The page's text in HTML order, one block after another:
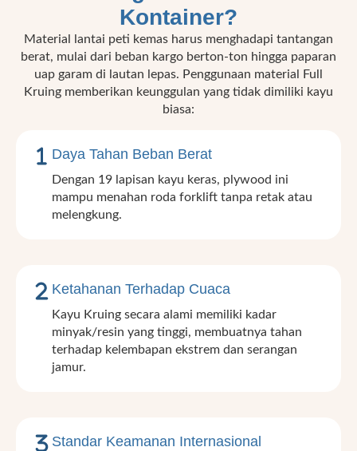
Kontainer?
Material lantai peti kemas harus menghadapi tantangan
berat, mulai dari beban kargo berton-ton hingga paparan
uap garam di lautan lepas. Penggunaan material Full
Kruing memberikan keunggulan yang tidak dimiliki kayu
biasa:
Daya Tahan Beban Berat
Dengan 19 lapisan kayu keras, plywood ini
mampu menahan roda forklift tanpa retak atau
melengkung.
Ketahanan Terhadap Cuaca
Kayu Kruing secara alami memiliki kadar
minyak/resin yang tinggi, membuatnya tahan
terhadap kelembapan ekstrem dan serangan
jamur.
Standar Keamanan Internasional